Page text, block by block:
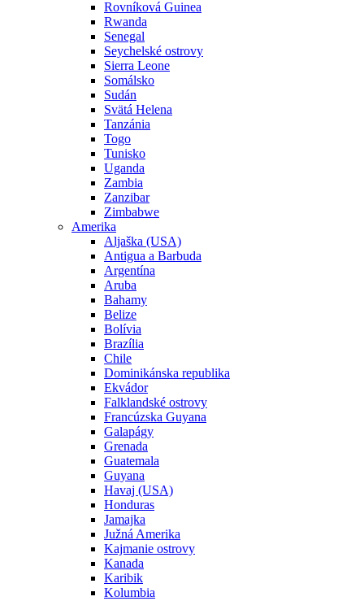
Rovníková Guinea
Rwanda
Senegal
Seychelské ostrovy
Sierra Leone
Somálsko
Sudán
Svätá Helena
Tanzánia
Togo
Tunisko
Uganda
Zambia
Zanzibar
Zimbabwe
Amerika
Aljaška (USA)
Antigua a Barbuda
Argentína
Aruba
Bahamy
Belize
Bolívia
Brazília
Chile
Dominikánska republika
Ekvádor
Falklandské ostrovy
Francúzska Guyana
Galapágy
Grenada
Guatemala
Guyana
Havaj (USA)
Honduras
Jamajka
Južná Amerika
Kajmanie ostrovy
Kanada
Karibik
Kolumbia